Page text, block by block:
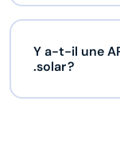
Y a-t-il une
.solar ?